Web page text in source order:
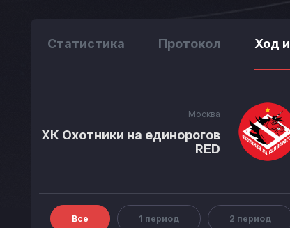
Статистика Протокол Ход
Москва
ХК Охотники на единорогов
RED
Все 1 период 2 период